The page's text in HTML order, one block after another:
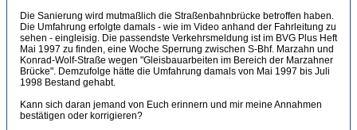
Die Sanierung wird mutmaßlich die Straßenbahnbrücke betroffen haben.
Die Umfahrung erfolgte damals - wie im Video anhand der Fahrleitung zu
sehen - eingleisig. Die passendste Verkehrsmeldung ist im BVG Plus Heft
Mai 1997 zu finden, eine Woche Sperrung zwischen S-Bhf. Marzahn und
Konrad-Wolf-Straße wegen "Gleisbauarbeiten im Bereich der Marzahner
Brücke". Demzufolge hätte die Umfahrung damals von Mai 1997 bis Juli
1998 Bestand gehabt.
Kann sich daran jemand von Euch erinnern und mir meine Annahmen
bestätigen oder korrigieren?